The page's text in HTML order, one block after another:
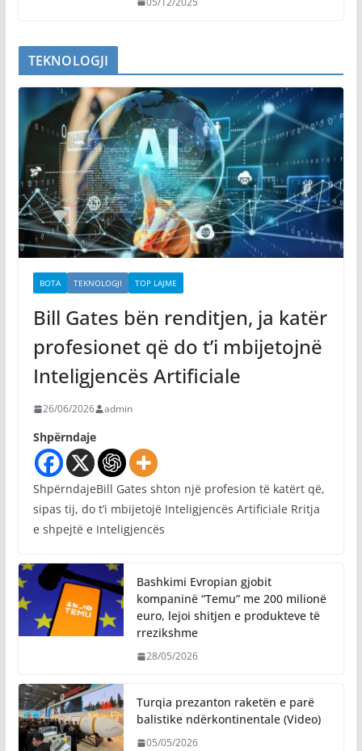
TEKNOLOGJI
BOTA TEKNOLOGJI TOP LAJME
Bill Gates bën renditjen, ja katër
profesionet që do t’i mbijetojnë
Inteligjencës Artificiale
26/06/2026 admin
Shpërndaje
ShpërndajeBill Gates shton një profesion të katërt që,
sipas tij, do t’i mbijetojë Inteligjencës Artificiale Rritja
e shpejtë e Inteligjencës
Bashkimi Evropian gjobit
kompaninë “Temu” me 200 milionë
euro, lejoi shitjen e produkteve të
rrezikshme
28/05/2026
Turqia prezanton raketën e parë
balistike ndërkontinentale (Video)
05/05/2026